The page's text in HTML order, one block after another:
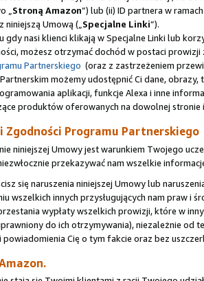
„Stroną Amazon”) lub (ii) ID partnera w
niniejszą Umową („Specjalne Linki”).
gdy nasi klienci klikają w Specjalne Linki lub
możesz otrzymać dochód w postaci
Partnerskiego (oraz z zastrzeżeniem
możemy udostępnić Ci dane,
aplikacji, funkcje Alexa i inne
produktów oferowanych na dowolnej stronie
Zgodności Programu Partnerskiego
niniejszej Umowy jest warunkiem Twojego
przekazywać nam wszelkie
się naruszenia niniejszej Umowy lub
wszelkich innych przysługujących nam praw
wypłaty wszelkich prowizji, które w
do ich otrzymywania), niezależnie od
powiadomienia Cię o tym fakcie oraz bez